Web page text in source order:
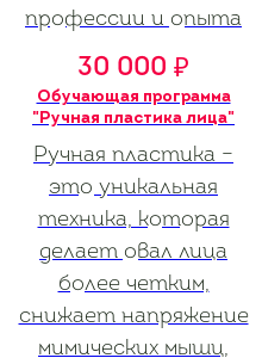
профессии и опыта
30 000 ₽
Обучающая программа
"Ручная пластика лица"
Ручная пластика –
это уникальная
техника, которая
делает овал лица
более четким,
снижает напряжение
мимических мышц,